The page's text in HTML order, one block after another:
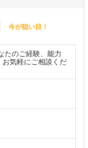
今が狙い目！
たのご経験、能力
お気軽にご相談くだ